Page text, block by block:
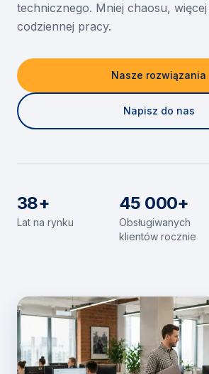
Kontakt
technicznego. Mniej chaosu,
codziennej pracy.
Nasze rozwiązania
Napisz do nas
38+
Lat na rynku
45 000+
Obsługiwanych
klientów rocznie